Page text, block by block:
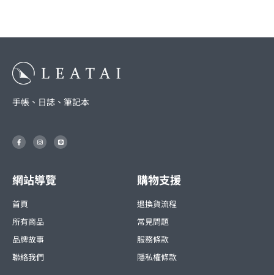
手帳、日誌、筆記本
F
a
c
k
-
I
n
s
r
a
m
L
i
n
網站導覽
首頁
所有商品
品牌故事
聯絡我們
購物支援
退換貨流程
常見問題
服務條款
隱私權條款